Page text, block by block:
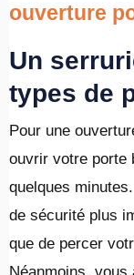
ouverture
Un
types de
Pour une
ouvrir votre porte
quelques
de sécurité plus
que de percer